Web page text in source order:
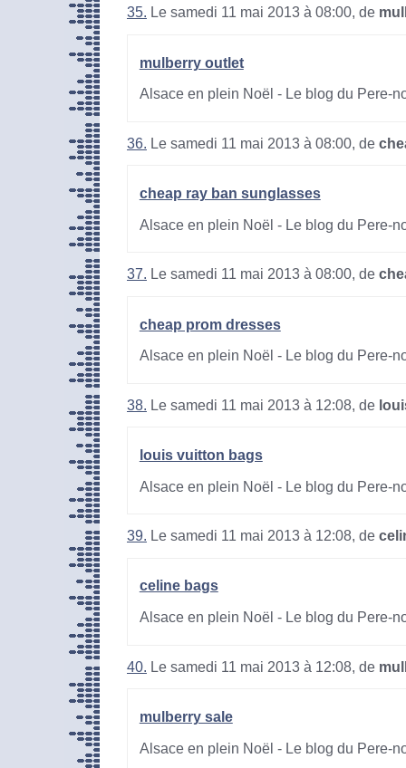
35. Le samedi 11 mai 2013 à 08:00, de
mulberry outlet
Alsace en plein Noël - Le blog du Pere-
36. Le samedi 11 mai 2013 à 08:00, de
cheap ray ban sunglasses
Alsace en plein Noël - Le blog du Pere-
37. Le samedi 11 mai 2013 à 08:00, de
cheap prom dresses
Alsace en plein Noël - Le blog du Pere-
38. Le samedi 11 mai 2013 à 12:08, de
louis vuitton bags
Alsace en plein Noël - Le blog du Pere-
39. Le samedi 11 mai 2013 à 12:08, de
celine bags
Alsace en plein Noël - Le blog du Pere-
40. Le samedi 11 mai 2013 à 12:08, de
mulberry sale
Alsace en plein Noël - Le blog du Pere-